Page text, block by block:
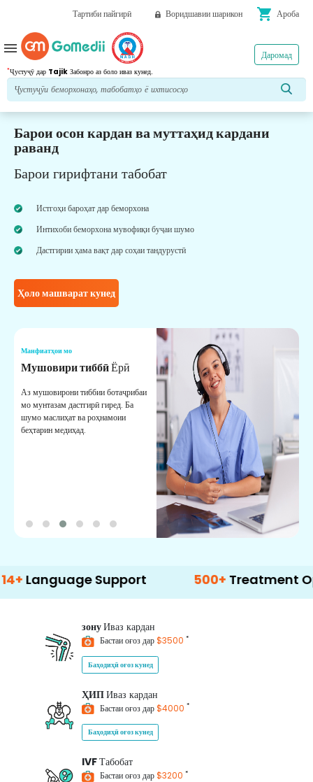
Тартиби пайгирӣ Воридшавии шарикон shopping_cart Ароба
*Ҷустуҷӯ дар Tajik Забонро аз боло иваз кунед.
Даромад
menu
Барои осон кардан ва муттаҳид кардани
раванд
Барои гирифтани табобат
Истгоҳи бароҳат дар беморхона
Интихоби беморхона мувофиқи буҷаи шумо
Дастгирии ҳама вақт дар соҳаи тандурустӣ
Ҳоло машварат кунед
Манфиатҳои мо
Мушовири тиббӣЁрӣ
Аз мушовирони тиббии ботаҷрибаи
мо мунтазам дастгирӣ гиред. Ба
шумо маслиҳат ва роҳнамоии
беҳтарин медиҳад.
Support 500+ Treatment Options
зонуИваз кардан
Бастаи оғоз дар$3500 *
Баҳодиҳӣ оғоз кунед
ҲИПИваз кардан
Бастаи оғоз дар$4000 *
Баҳодиҳӣ оғоз кунед
IVFТабобат
Бастаи оғоз дар$3200 *